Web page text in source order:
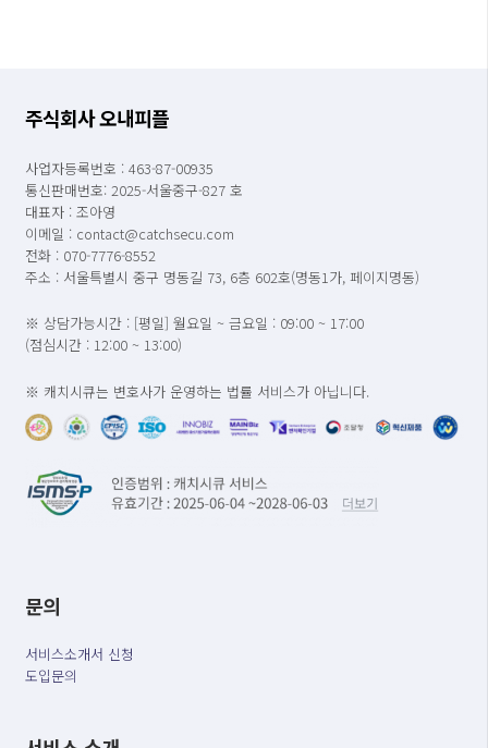
주식회사 오내피플
사업자등록번호 : 463-87-00935
통신판매번호: 2025-서울중구-827 호
대표자 : 조아영
이메일 : contact@catchsecu.com
전화 : 070-7776-8552
주소 : 서울특별시 중구 명동길 73, 6층 602호(명동1가, 페이지명동)
※ 상담가능시간 : [평일] 월요일 ~ 금요일 : 09:00 ~ 17:00
(점심시간 : 12:00 ~ 13:00)
※ 캐치시큐는 변호사가 운영하는 법률 서비스가 아닙니다.
문의
서비스소개서 신청
도입문의